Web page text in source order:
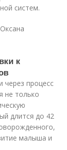
систем.
к
процесс
не только
длится до 42
малыша и